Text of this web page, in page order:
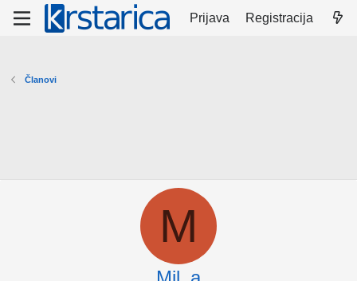
Prijava Registracija
Članovi
M